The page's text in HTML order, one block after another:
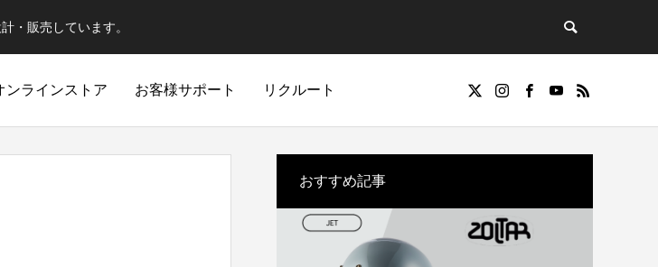
・販売しています。
ンラインストア お客様サポート リクルート
おすすめ記事